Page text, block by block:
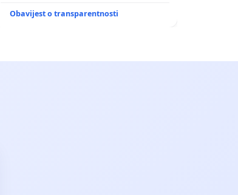
Obavijest o transparentnosti